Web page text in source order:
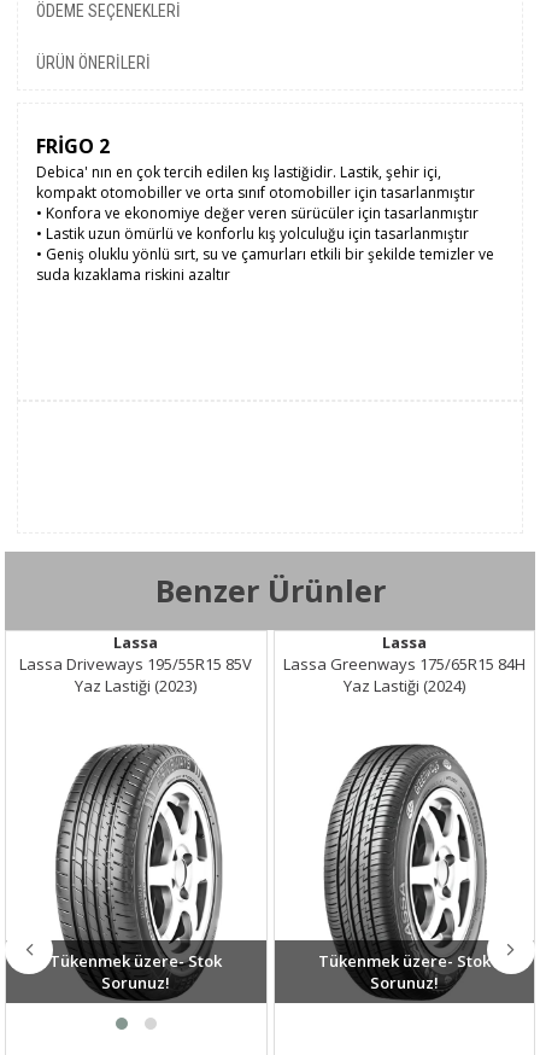
ÖDEME SEÇENEKLERI
ÜRÜN ÖNERILERI
FRİGO 2
Debica' nın en çok tercih edilen kış lastiğidir. Lastik, şehir içi,
kompakt otomobiller ve orta sınıf otomobiller için tasarlanmıştır
• Konfora ve ekonomiye değer veren sürücüler için tasarlanmıştır
• Lastik uzun ömürlü ve konforlu kış yolculuğu için tasarlanmıştır
• Geniş oluklu yönlü sırt, su ve çamurları etkili bir şekilde temizler ve
suda kızaklama riskini azaltır
Jant Çapı
13
Yük Endeksi
79 - 437 kg
Hayır
Yakıt
Verimliliği
E
Islak Tutuş
C
Dış Gürültü
71 dB
Benzer Ürünler
Lassa
Lassa Driveways 195/55R15 85V
Yaz Lastiği (2023)
Tükenmek üzere- Stok
Sorunuz!
Lassa
Lassa Greenways 175/65R15 84H
Yaz Lastiği (2024)
Tükenmek üzere- Stok
Sorunuz!